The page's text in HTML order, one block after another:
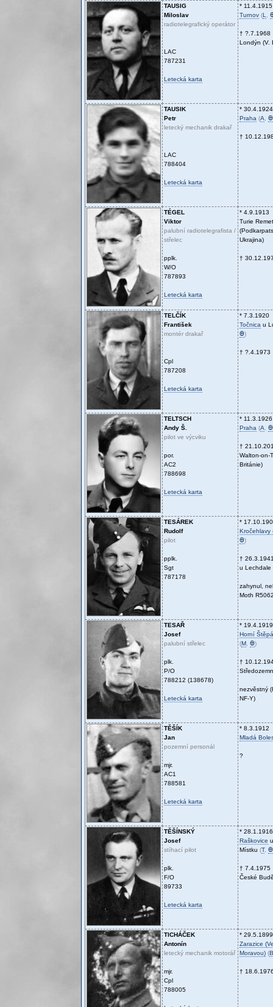
TAUSIG
Miloslav
radiotelegrafický operátor
LAC
787231
Letecká karta
* 11.4.1915
Turnov (L
† ?.7.1968
Londýn (V.
TAUSIK
Petr
letecký mechanik drakař
LAC
788404
Letecká karta
* 30.4.1924
Praha (A Ꚛ
†
TÉGEL
Viktor
palubní radiotelegrafista /
střelec
pplk.
W/O
787893
Letecká karta
* 4.9.1913
Turie
Ukrajina)
†
TELČÍK
František
montér drakař
Cpl
787208
Letecká karta
* 7.3.1920
Točnica u
Ꚛ)
† ?.4.1973
TELTSCH
Andy Š.
pilot ve výcviku
por.
AC2
788698
Letecká karta
* 11.3.1926
Praha (A Ꚛ
†
Walton-on-
Británie)
TESÁREK
Rudolf
pilot
pplk.
Sgt
787178
*
Kročehlavy
Ꚛ)
†
u Lechdale
zahynul,
Moth
TESAŘ
Josef
palubní střelec
plk.
P/O
788212 (138678)
Letecká karta
* 19.4.1919
Horní
(M Ꚛ)
†
nezvěstný
NF-Y)
TĚŠÍK
Jan
pozemní personál
mjr.
AC1
788581
Letecká karta
* 8.3.1912
Mladá
?
TĚŠÍNSKÝ
Josef
stíhací pilot
plk.
F/O
89733
Letecká karta
* 28.1.1916
Raškovice
Místku (T, Ꚛ
† 7.4.1975
České
TICHÁČEK
Antonín
letecký mechanik motorář
mjr.
Cpl
788005
* 29.5.1899
Zarazice
Moravou) (B
†